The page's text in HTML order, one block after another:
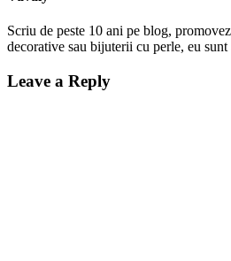
Scriu de peste 10 ani pe blog,
decorative sau bijuterii cu perle, eu
Leave a Reply